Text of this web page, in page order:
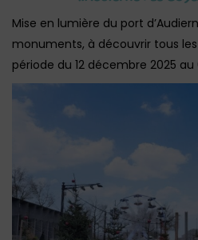
Mise en lumière du port
monuments, à découvrir tous les
période du 12 décembre 2025 au